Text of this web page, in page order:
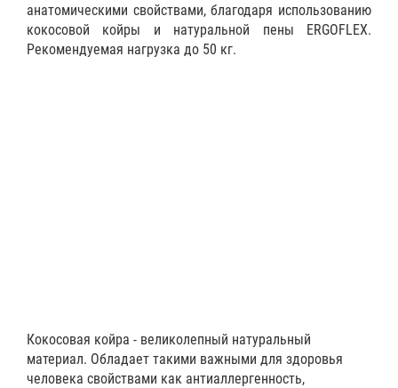
анатомическими свойствами, благодаря использованию
кокосовой койры и натуральной пены ERGOFLEX.
Рекомендуемая нагрузка до 50 кг.
Кокосовая койра - великолепный натуральный
материал. Обладает такими важными для здоровья
человека свойствами как антиаллергенность,